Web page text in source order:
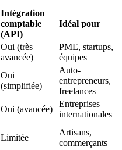
Intégration
comptable
(API)
Idéal pour
Oui (très
avancée)
PME, startups,
équipes
Oui
(simplifiée)
Auto-
entrepreneurs,
freelances
Oui (avancée)
Entreprises
internationales
Limitée
Artisans,
commerçants